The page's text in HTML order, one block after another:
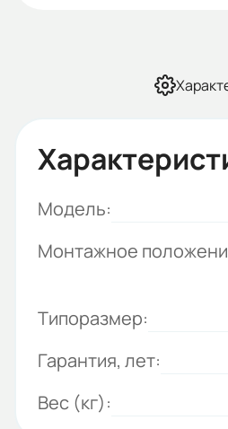
Модель:
Монтажное
Типоразмер:
Гарантия, лет:
Вес (кг):